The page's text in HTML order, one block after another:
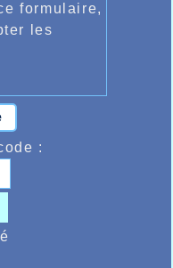
formulaire,
les
: